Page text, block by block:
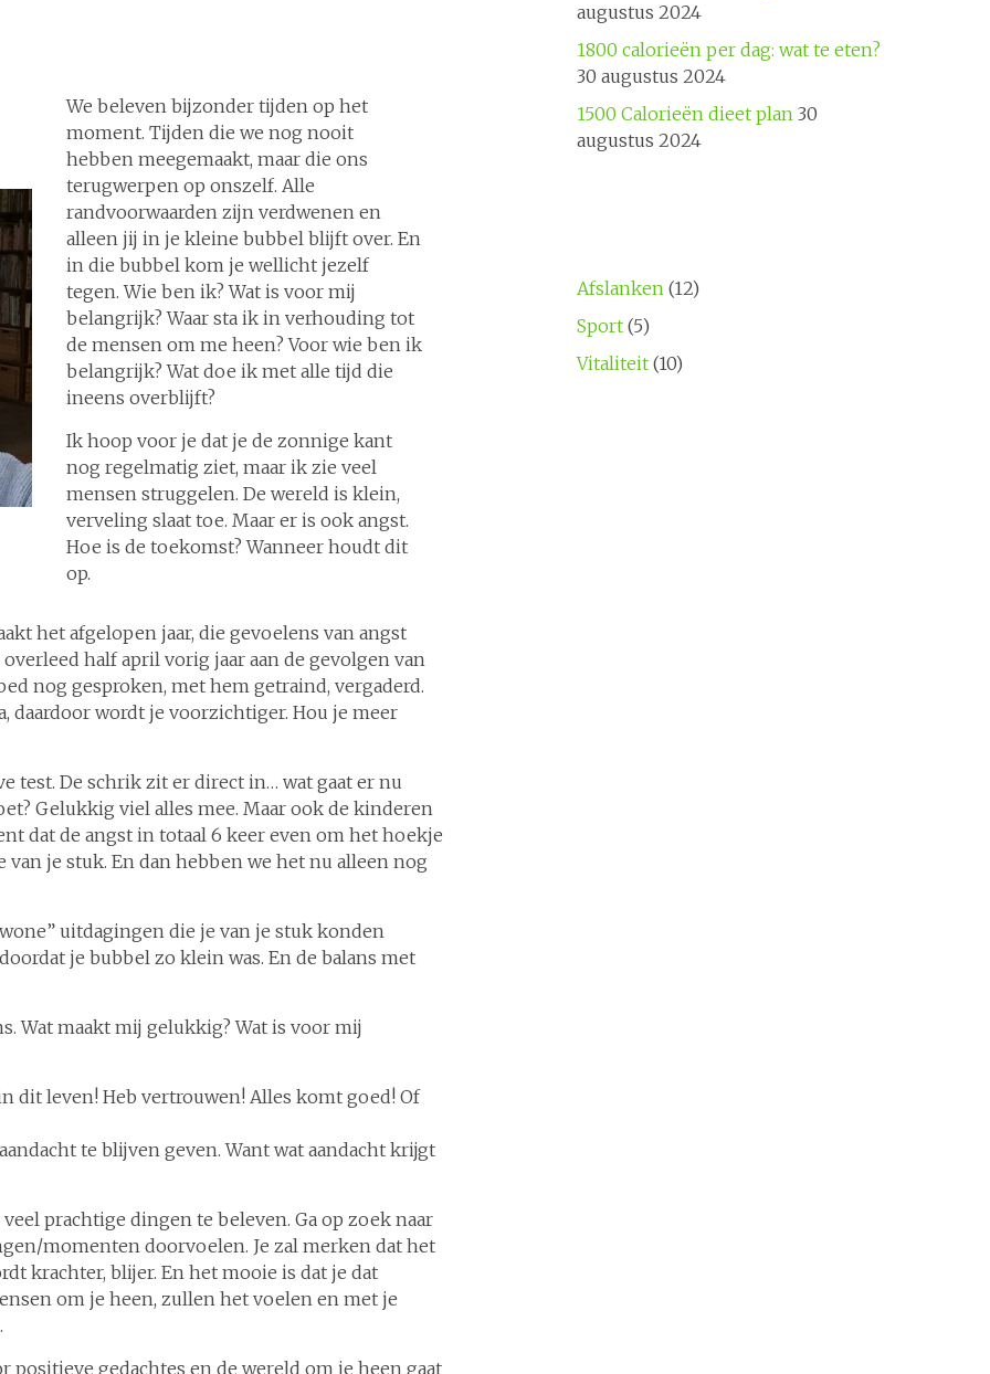
We beleven bijzonder tijden op het
moment. Tijden die we nog nooit
hebben meegemaakt, maar die ons
terugwerpen op onszelf. Alle
randvoorwaarden zijn verdwenen en
alleen jij in je kleine bubbel blijft over. En
in die bubbel kom je wellicht jezelf
tegen. Wie ben ik? Wat is voor mij
belangrijk? Waar sta ik in verhouding tot
de mensen om me heen? Voor wie ben ik
belangrijk? Wat doe ik met alle tijd die
ineens overblijft?
Ik hoop voor je dat je de zonnige kant
nog regelmatig ziet, maar ik zie veel
mensen struggelen. De wereld is klein,
verveling slaat toe. Maar er is ook angst.
Hoe is de toekomst? Wanneer houdt dit
op.
het afgelopen jaar, die gevoelens van angst
half april vorig jaar aan de gevolgen van
nog gesproken, met hem getraind, vergaderd.
daardoor wordt je voorzichtiger. Hou je meer
test. De schrik zit er direct in… wat gaat er nu
Gelukkig viel alles mee. Maar ook de kinderen
dat de angst in totaal 6 keer even om het hoekje
je stuk. En dan hebben we het nu alleen nog
uitdagingen die je van je stuk konden
je bubbel zo klein was. En de balans met
Wat maakt mij gelukkig? Wat is voor mij
dit leven! Heb vertrouwen! Alles komt goed! Of
te blijven geven. Want wat aandacht krijgt
prachtige dingen te beleven. Ga op zoek naar
momenten doorvoelen. Je zal merken dat het
krachter, blijer. En het mooie is dat je dat
om je heen, zullen het voelen en met je
positieve gedachtes en de wereld om je heen gaat
augustus 2024
1800 calorieën per dag: wat te eten?
30 augustus 2024
1500 Calorieën dieet plan 30
augustus 2024
Afslanken(12)
Sport(5)
Vitaliteit(10)